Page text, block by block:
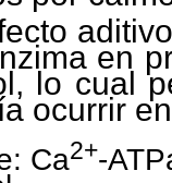
en
lo cual
ocurrir
Ca2+-